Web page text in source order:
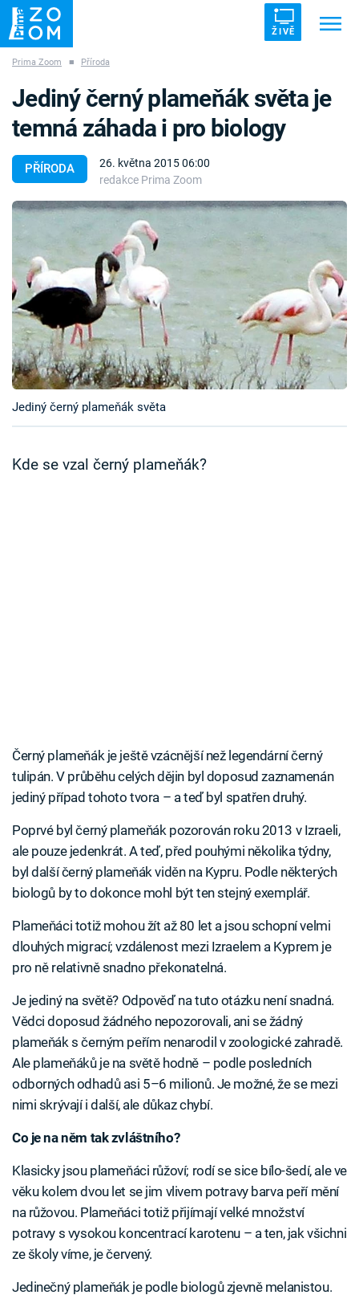
ŽIVĚ
ZÁHADY VETŘELCI DÁVNOVĚKU
Témata
Témata
Pořady
TV Program
Časopis
Sledujte prima+
Přihlášení
Prima Zoom ■ Příroda
PŘÍRODA
26. května 2015 06:00
redakce Prima Zoom
Jediný černý plameňák světa je
temná záhada i pro biology
Jediný černý plameňák světa
Kde se vzal černý plameňák?
Černý plameňák je ještě vzácnější než legendární černý
tulipán. V průběhu celých dějin byl doposud zaznamenán
jediný případ tohoto tvora – a teď byl spatřen druhý.
Poprvé byl černý plameňák pozorován roku 2013 v Izraeli,
ale pouze jedenkrát. A teď, před pouhými několika týdny,
byl další černý plameňák viděn na Kypru. Podle některých
biologů by to dokonce mohl být ten stejný exemplář.
Plameňáci totiž mohou žít až 80 let a jsou schopní velmi
dlouhých migrací; vzdálenost mezi Izraelem a Kyprem je
pro ně relativně snadno překonatelná.
Je jediný na světě? Odpověď na tuto otázku není snadná.
Vědci doposud žádného nepozorovali, ani se žádný
plameňák s černým peřím nenarodil v zoologické zahradě.
Ale plameňáků je na světě hodně – podle posledních
odborných odhadů asi 5–6 milionů. Je možné, že se mezi
nimi skrývají i další, ale důkaz chybí.
Co je na něm tak zvláštního?
Klasicky jsou plameňáci růžoví; rodí se sice bílo-šedí, ale ve
věku kolem dvou let se jim vlivem potravy barva peří mění
na růžovou. Plameňáci totiž přijímají velké množství
potravy s vysokou koncentrací karotenu – a ten, jak všichni
ze školy víme, je červený.
Jedinečný plameňák je podle biologů zjevně melanistou.